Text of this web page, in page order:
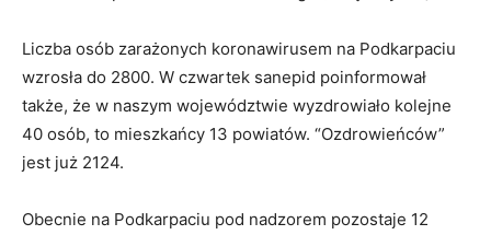
Liczba osób zarażonych koronawirusem na Podkarpaciu
wzrosła do 2800. W czwartek sanepid poinformował
także, że w naszym województwie wyzdrowiało kolejne
40 osób, to mieszkańcy 13 powiatów. “Ozdrowieńców”
jest już 2124.
Obecnie na Podkarpaciu pod nadzorem pozostaje 12